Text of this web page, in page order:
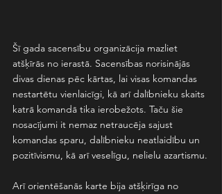
Šī gada sacensību organizācija mazliet
atšķīrās no ierastā. Sacensības norisinājās
divas dienas pēc kārtas, lai visas komandas
nestartētu vienlaicīgi, kā arī dalībnieku skaits
katrā komandā tika ierobežots. Taču šie
nosacījumi it nemaz netraucēja sajust
komandas sparu, dalībnieku neatlaidību un
pozitīvismu, kā arī veselīgu, nelielu azartismu.
Arī orientēšanās karte bija atšķirīga no